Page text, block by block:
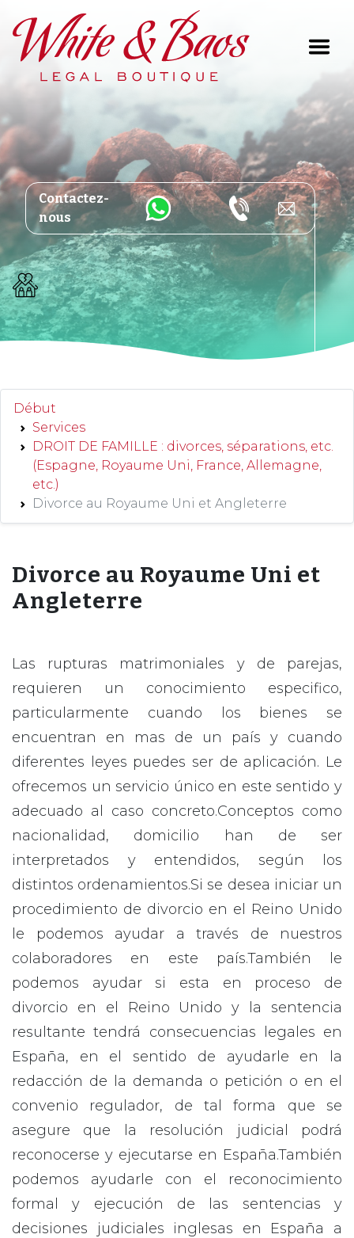
Main Navigation
Contactez-
nous
Début
Services
DROIT DE FAMILLE : divorces, séparations, etc.
(Espagne, Royaume Uni, France, Allemagne,
etc.)
Divorce au Royaume Uni et Angleterre
Divorce au Royaume Uni et
Angleterre
Las rupturas matrimoniales y de parejas,
requieren un conocimiento especifico,
particularmente cuando los bienes se
encuentran en mas de un país y cuando
diferentes leyes puedes ser de aplicación. Le
ofrecemos un servicio único en este sentido y
adecuado al caso concreto.Conceptos como
nacionalidad, domicilio han de ser
interpretados y entendidos, según los
distintos ordenamientos.Si se desea iniciar un
procedimiento de divorcio en el Reino Unido
le podemos ayudar a través de nuestros
colaboradores en este país.También le
podemos ayudar si esta en proceso de
divorcio en el Reino Unido y la sentencia
resultante tendrá consecuencias legales en
España, en el sentido de ayudarle en la
redacción de la demanda o petición o en el
convenio regulador, de tal forma que se
asegure que la resolución judicial podrá
reconocerse y ejecutarse en España.También
podemos ayudarle con el reconocimiento
formal y ejecución de las sentencias y
decisiones judiciales inglesas en España a